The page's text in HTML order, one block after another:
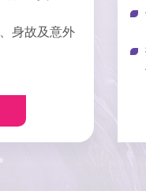
身故及意外